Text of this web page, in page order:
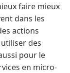
faire mieux
dans les
actions
des
pour le
en micro-